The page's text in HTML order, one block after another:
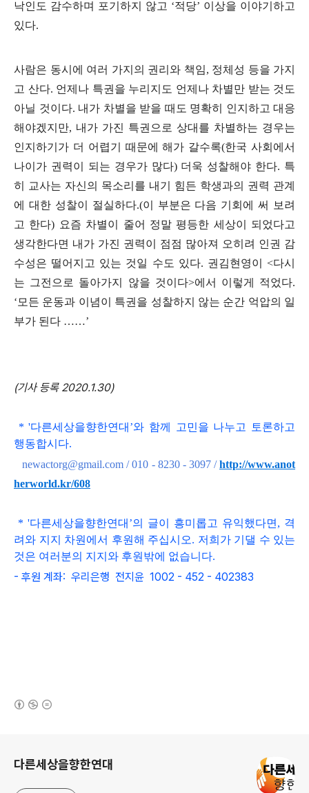
낙인도 감수하며 포기하지 않고 ‘적당’ 이상을 이야기하고
있다.
사람은 동시에 여러 가지의 권리와 책임, 정체성 등을 가지
고 산다. 언제나 특권을 누리지도 언제나 차별만 받는 것도
아닐 것이다. 내가 차별을 받을 때도 명확히 인지하고 대응
해야겠지만, 내가 가진 특권으로 상대를 차별하는 경우는
인지하기가 더 어렵기 때문에 해가 갈수록(한국 사회에서
나이가 권력이 되는 경우가 많다) 더욱 성찰해야 한다. 특
히 교사는 자신의 목소리를 내기 힘든 학생과의 권력 관계
에 대한 성찰이 절실하다.(이 부분은 다음 기회에 써 보려
고 한다) 요즘 차별이 줄어 정말 평등한 세상이 되었다고
생각한다면 내가 가진 권력이 점점 많아져 오히려 인권 감
수성은 떨어지고 있는 것일 수도 있다. 권김현영이 <다시
는 그전으로 돌아가지 않을 것이다>에서 이렇게 적었다.
‘ 모든 운동과 이념이 특권을 성찰하지 않는 순간 억압의 일
부가 된다 ……’
(기사 등록 2020.1.30)
* '다른세상을향한연대 ’와 함께 고민을 나누고 토론하고
행동합시다.
newactorg@gmail.com / 010 - 8230 - 3097 /http://www.anot
herworld.kr/608
* '다른세상을향한연대 ’의 글이 흥미롭고 유익했다면, 격
려와 지지 차원에서 후원해 주십시오. 저희가기댈 수 있는
것은 여러분의 지지와 후원밖에 없습니다.
- 후원 계좌: 우리은행 전지윤 1002 - 452 - 402383
다른세상을향한연대